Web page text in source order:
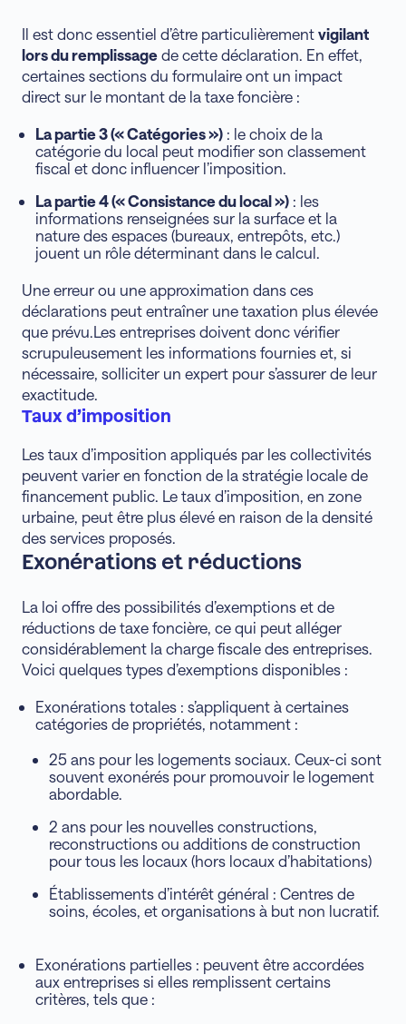
Il est donc essentiel d’être particulièrement vigilant
lors du remplissage de cette déclaration. En effet,
certaines sections du formulaire ont un impact
direct sur le montant de la taxe foncière :
La partie 3 (« Catégories ») : le choix de la
catégorie du local peut modifier son classement
fiscal et donc influencer l’imposition.
La partie 4 (« Consistance du local ») : les
informations renseignées sur la surface et la
nature des espaces (bureaux, entrepôts, etc.)
jouent un rôle déterminant dans le calcul.
Une erreur ou une approximation dans ces
déclarations peut entraîner une taxation plus élevée
que prévu.Les entreprises doivent donc vérifier
scrupuleusement les informations fournies et, si
nécessaire, solliciter un expert pour s’assurer de leur
exactitude.
Taux d’imposition
Les taux d’imposition appliqués par les collectivités
peuvent varier en fonction de la stratégie locale de
financement public. Le taux d’imposition, en zone
urbaine, peut être plus élevé en raison de la densité
des services proposés.
Exonérations et réductions
La loi offre des possibilités d’exemptions et de
réductions de taxe foncière, ce qui peut alléger
considérablement la charge fiscale des entreprises.
Voici quelques types d’exemptions disponibles :
Exonérations totales : s’appliquent à certaines
catégories de propriétés, notamment :
25 ans pour les logements sociaux. Ceux-ci sont
souvent exonérés pour promouvoir le logement
abordable.
2 ans pour les nouvelles constructions,
reconstructions ou additions de construction
pour tous les locaux (hors locaux d’habitations)
Établissements d’intérêt général : Centres de
soins, écoles, et organisations à but non lucratif.
Exonérations partielles : peuvent être accordées
aux entreprises si elles remplissent certains
critères, tels que :